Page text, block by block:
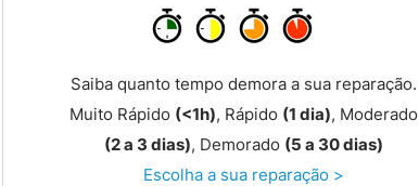
Saiba quanto tempo demora a sua reparação.
Muito Rápido (<1h), Rápido (1 dia), Moderado
(2 a 3 dias), Demorado (5 a 30 dias)
Escolha a sua reparação >